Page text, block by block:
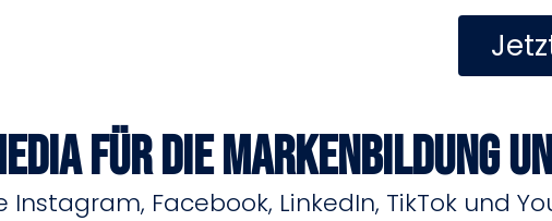
für die Markenbildung
Facebook, LinkedIn, TikTok und